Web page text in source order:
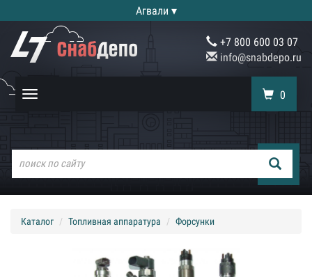
Агвали ▾
+7 800 600 03 07
info@snabdepo.ru
Toggle
0
Каталог Топливная аппаратура Форсунки